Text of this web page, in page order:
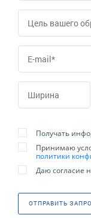
ОТПРАВИТЬ
Получать
Принимаю
политики
Даю согласие